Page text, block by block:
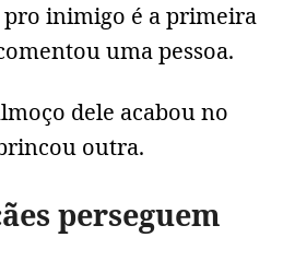
pro inimigo é a primeira
uma pessoa.
dele acabou no
outra.
perseguem